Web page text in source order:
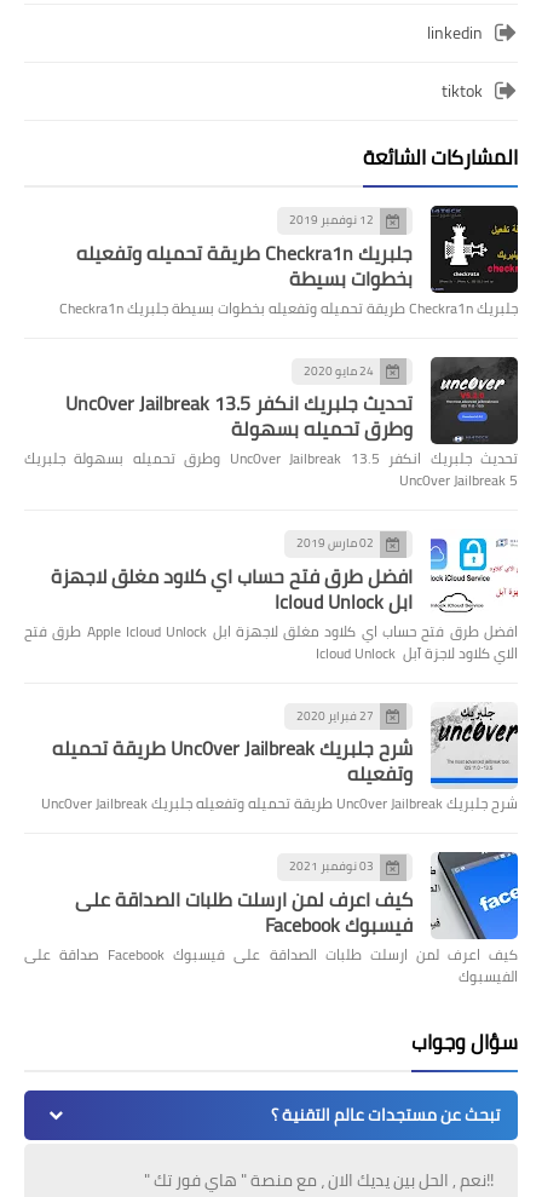
linkedin
tiktok
المشاركات الشائعة
12 نوفمبر 2019
جلبريك Checkra1n طريقة تحميله وتفعيله
بخطوات بسيطة
جلبريك Checkra1n طريقة تحميله وتفعيله بخطوات بسيطة جلبريك Checkra1n
24 مايو 2020
تحديث جلبريك انكفر Unc0ver Jailbreak 13.5
وطرق تحميله بسهولة
تحديث جلبريك انكفر Unc0ver Jailbreak 13.5 وطرق تحميله بسهولة جلبريك
Unc0ver Jailbreak 5
02 مارس 2019
افضل طرق فتح حساب اي كلاود مغلق لاجهزة
ابل Icloud Unlock
افضل طرق فتح حساب اي كلاود مغلق لاجهزة ابل Apple Icloud Unlock طرق فتح
الاي كلاود لاجزة آبل Icloud Unlock
27 فبراير 2020
شرح جلبريك Unc0ver Jailbreak طريقة تحميله
وتفعيله
شرح جلبريك Unc0ver Jailbreak طريقة تحميله وتفعيله جلبريك Unc0ver Jailbreak
03 نوفمبر 2021
كيف اعرف لمن ارسلت طلبات الصداقة على
فيسبوك Facebook
كيف اعرف لمن ارسلت طلبات الصداقة على فيسبوك Facebook صداقة على
الفيسبوك
سؤال وجواب
تبحث عن مستجدات عالم التقنية ؟
!!نعم , الحل بين يديك الان ، مع منصة " هاي فور تك "